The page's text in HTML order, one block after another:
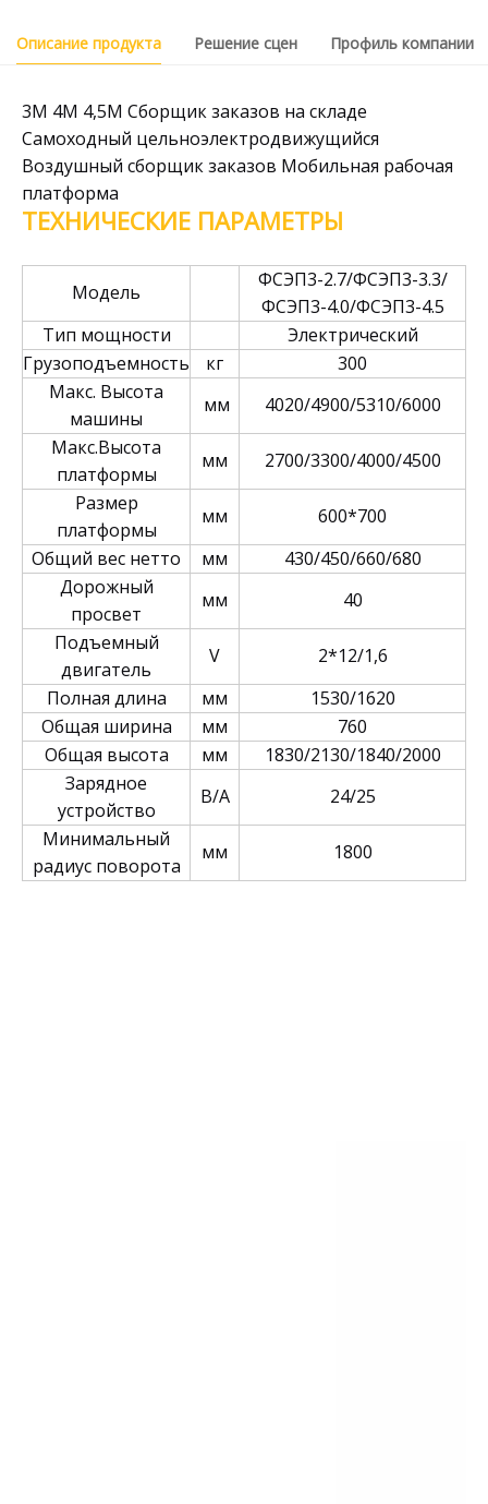
Описание продукта Решение сцен Профиль компании
3М 4М 4,5М Сборщик заказов на складе
Самоходный цельноэлектродвижущийся
Воздушный сборщик заказов Мобильная рабочая
платформа
ТЕХНИЧЕСКИЕ ПАРАМЕТРЫ
Модель
ФСЭП3-2.7/ФСЭП3-3.3/
ФСЭП3-4.0/ФСЭП3-4.5
Тип мощности
Электрический
Грузоподъемность
кг
300
Макс. Высота
машины
мм
4020/4900/5310/6000
Макс.Высота
платформы
мм
2700/3300/4000/4500
Размер
платформы
мм
600*700
Общий вес нетто
мм
430/450/660/680
Дорожный
просвет
мм
40
Подъемный
двигатель
V
2*12/1,6
Полная длина
мм
1530/1620
Общая ширина
мм
760
Общая высота
мм
1830/2130/1840/2000
Зарядное
устройство
В/А
24/25
Минимальный
радиус поворота
мм 1800